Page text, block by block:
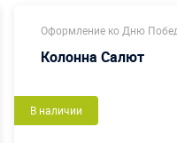
Оформление ко Дню
Колонна Салют
В наличии